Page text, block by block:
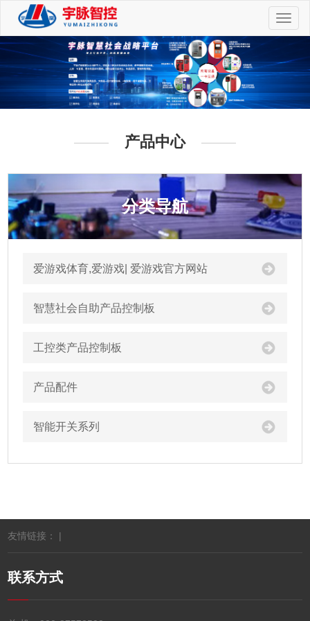
切
换
航
产品中心
分类导航
爱游戏体育,爱游戏| 爱游戏官方网站
智慧社会自助产品控制板
工控类产品控制板
产品配件
智能开关系列
友情链接： |
联系方式